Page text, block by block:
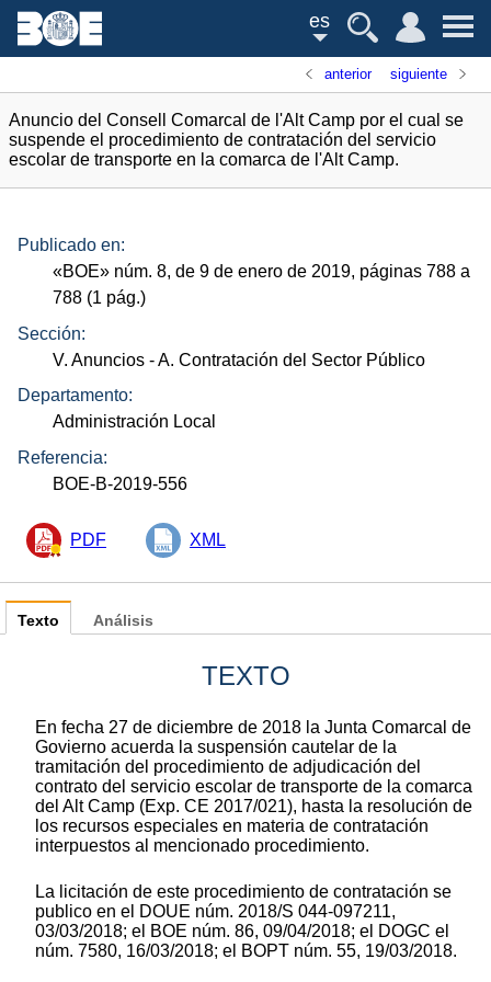
es
anterior siguiente
Anuncio del Consell Comarcal de l'Alt Camp por el cual se
suspende el procedimiento de contratación del servicio
escolar de transporte en la comarca de l'Alt Camp.
Publicado en:
«BOE» núm. 8, de 9 de enero de 2019, páginas 788 a
788 (1 pág.)
Sección:
V. Anuncios - A. Contratación del Sector Público
Departamento:
Administración Local
Referencia:
BOE-B-2019-556
PDF XML
Texto
TEXTO
En fecha 27 de diciembre de 2018 la Junta Comarcal de
Govierno acuerda la suspensión cautelar de la
tramitación del procedimiento de adjudicación del
contrato del servicio escolar de transporte de la comarca
del Alt Camp (Exp. CE 2017/021), hasta la resolución de
los recursos especiales en materia de contratación
interpuestos al mencionado procedimiento.
La licitación de este procedimiento de contratación se
publico en el DOUE núm. 2018/S 044-097211,
03/03/2018; el BOE núm. 86, 09/04/2018; el DOGC el
núm. 7580, 16/03/2018; el BOPT núm. 55, 19/03/2018.
Análisis